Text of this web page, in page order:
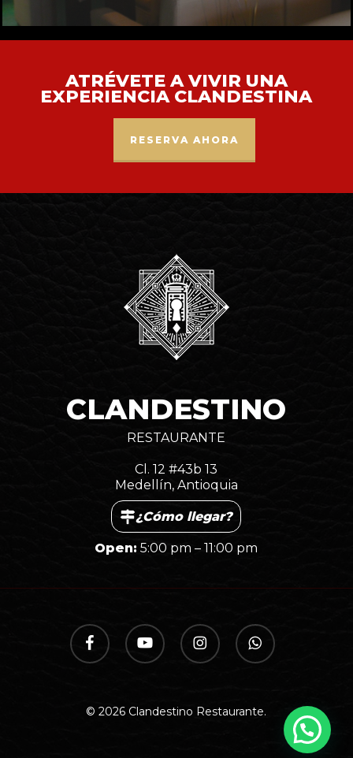
ATRÉVETE A VIVIR UNA
EXPERIENCIA CLANDESTINA
RESERVA AHORA
CLANDESTINO
RESTAURANTE
Cl. 12 #43b 13
Medellín, Antioquia
¿Cómo llegar?
Open: 5:00 pm – 11:00 pm
facebook youtube instagram whatsapp
© 2026 Clandestino Restaurante.